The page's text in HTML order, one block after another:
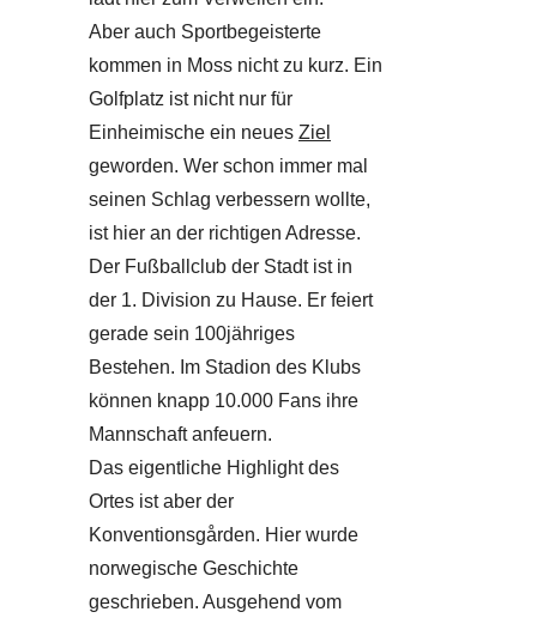
Aber auch Sportbegeisterte
kommen in Moss nicht zu kurz. Ein
Golfplatz ist nicht nur für
Einheimische ein neues Ziel
geworden. Wer schon immer mal
seinen Schlag verbessern wollte,
ist hier an der richtigen Adresse.
Der Fußballclub der Stadt ist in
der 1. Division zu Hause. Er feiert
gerade sein 100jähriges
Bestehen. Im Stadion des Klubs
können knapp 10.000 Fans ihre
Mannschaft anfeuern.
Das eigentliche Highlight des
Ortes ist aber der
Konventionsgården. Hier wurde
norwegische Geschichte
geschrieben. Ausgehend vom